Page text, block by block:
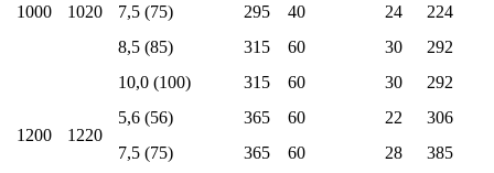
1000 1020
7,5 (75)
295 40 24
224
8,5 (85)
315 60 30
292
10,0 (100)
315 60 30 292
1200 1220
5,6 (56) 365 60 22
306
7,5 (75)
365 60 28 385